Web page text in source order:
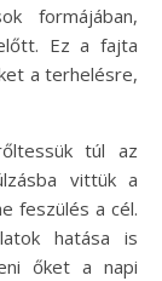
formájában,
Ez a fajta
a terhelésre,
túl az
vittük a
feszülés a cél.
hatása is
őket a napi